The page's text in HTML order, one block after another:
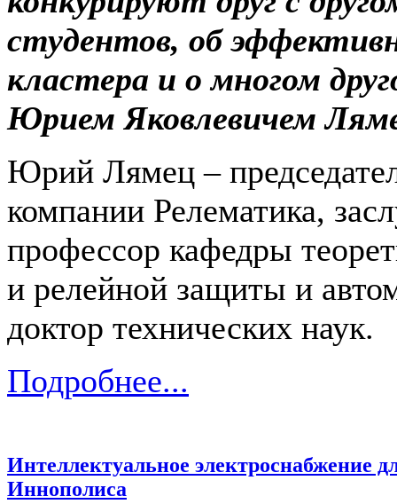
студентов, об
кластера и о многом
Юрием Яковлевичем
Юрий Лямец –
компании Релематика,
профессор кафедры
и релейной защиты и
доктор технических наук.
Подробнее...
Интеллектуальное электроснабжение
Иннополиса